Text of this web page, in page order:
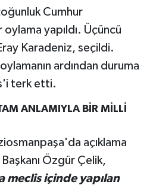
Cumhur
yapıldı. Üçüncü
Karadeniz, seçildi.
ardından duruma
terk etti.
ANLAMIYLA BİR MİLLİ
açıklama
Özgür Çelik,
meclis içinde yapılan